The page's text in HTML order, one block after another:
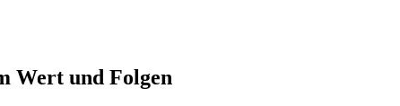
Wert und Folgen